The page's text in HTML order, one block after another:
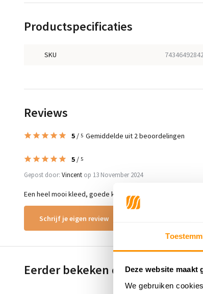
Deze website maakt
We gebruiken
Productspecificaties
SKU
Reviews
5 / 5 Gemiddelde uit 2 beoordelingen
5 / 5
Gepost door: Vincent op 13 November 2024
Een heel mooi kleed, goede kwaliteit, snel geleverd!
Schrijf je eigen review
Eerder bekeken door jou